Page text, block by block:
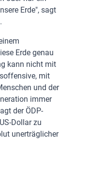
Erde", sagt
Erde genau
kann nicht mit
mit
und der
immer
der ÖDP-
Dollar zu
unerträglicher